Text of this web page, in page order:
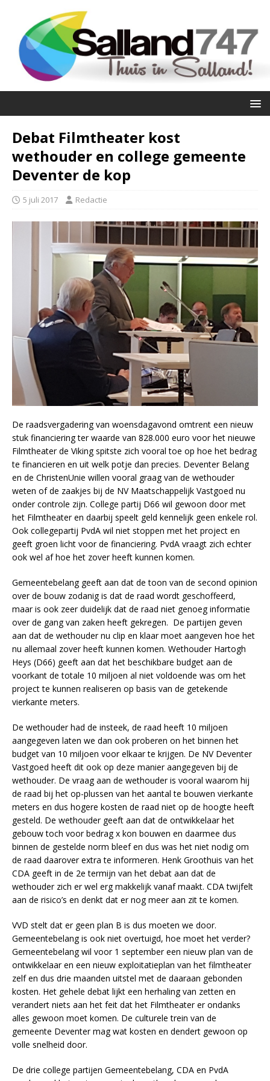
Debat Filmtheater kost
wethouder en college gemeente
Deventer de kop
5 juli 2017 Redactie
De raadsvergadering van woensdagavond omtrent een nieuw
stuk financiering ter waarde van 828.000 euro voor het nieuwe
Filmtheater de Viking spitste zich vooral toe op hoe het bedrag
te financieren en uit welk potje dan precies. Deventer Belang
en de ChristenUnie willen vooral graag van de wethouder
weten of de zaakjes bij de NV Maatschappelijk Vastgoed nu
onder controle zijn. College partij D66 wil gewoon door met
het Filmtheater en daarbij speelt geld kennelijk geen enkele rol.
Ook collegepartij PvdA wil niet stoppen met het project en
geeft groen licht voor de financiering. PvdA vraagt zich echter
ook wel af hoe het zover heeft kunnen komen.
Gemeentebelang geeft aan dat de toon van de second opinion
over de bouw zodanig is dat de raad wordt geschoffeerd,
maar is ook zeer duidelijk dat de raad niet genoeg informatie
over de gang van zaken heeft gekregen. De partijen geven
aan dat de wethouder nu clip en klaar moet aangeven hoe het
nu allemaal zover heeft kunnen komen. Wethouder Hartogh
Heys (D66) geeft aan dat het beschikbare budget aan de
voorkant de totale 10 miljoen al niet voldoende was om het
project te kunnen realiseren op basis van de getekende
vierkante meters.
De wethouder had de insteek, de raad heeft 10 miljoen
aangegeven laten we dan ook proberen on het binnen het
budget van 10 miljoen voor elkaar te krijgen. De NV Deventer
Vastgoed heeft dit ook op deze manier aangegeven bij de
wethouder. De vraag aan de wethouder is vooral waarom hij
de raad bij het op-plussen van het aantal te bouwen vierkante
meters en dus hogere kosten de raad niet op de hoogte heeft
gesteld. De wethouder geeft aan dat de ontwikkelaar het
gebouw toch voor bedrag x kon bouwen en daarmee dus
binnen de gestelde norm bleef en dus was het niet nodig om
de raad daarover extra te informeren. Henk Groothuis van het
CDA geeft in de 2e termijn van het debat aan dat de
wethouder zich er wel erg makkelijk vanaf maakt. CDA twijfelt
aan de risico’s en denkt dat er nog meer aan zit te komen.
VVD stelt dat er geen plan B is dus moeten we door.
Gemeentebelang is ook niet overtuigd, hoe moet het verder?
Gemeentebelang wil voor 1 september een nieuw plan van de
ontwikkelaar en een nieuw exploitatieplan van het filmtheater
zelf en dus drie maanden uitstel met de daaraan gebonden
kosten. Het gehele debat lijkt een herhaling van zetten en
verandert niets aan het feit dat het Filmtheater er ondanks
alles gewoon moet komen. De culturele trein van de
gemeente Deventer mag wat kosten en dendert gewoon op
volle snelheid door.
De drie college partijen Gemeentebelang, CDA en PvdA